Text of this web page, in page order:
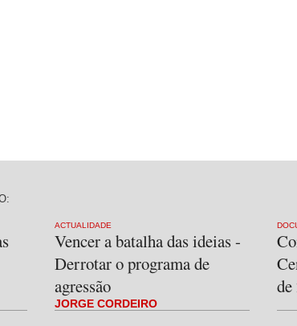
ACTUALIDADE
Vencer a batalha das ideias -
Derrotar o programa de
agressão
JORGE CORDEIRO
de